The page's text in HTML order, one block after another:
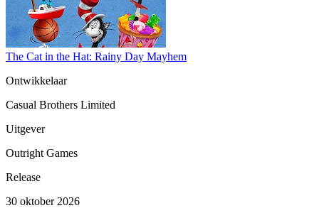
The Cat in the Hat: Rainy Day Mayhem
Ontwikkelaar
Casual Brothers Limited
Uitgever
Outright Games
Release
30 oktober 2026